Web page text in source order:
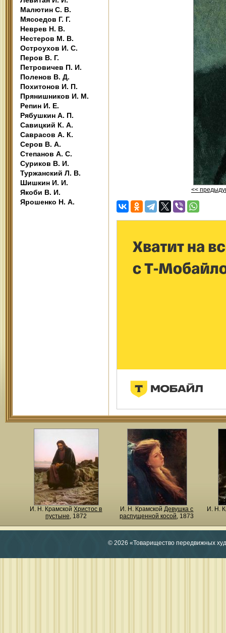
Малютин С. В.
Мясоедов Г. Г.
Неврев Н. В.
Нестеров М. В.
Остроухов И. С.
Перов В. Г.
Петровичев П. И.
Поленов В. Д.
Похитонов И. П.
Прянишников И. М.
Репин И. Е.
Рябушкин А. П.
Савицкий К. А.
Саврасов А. К.
Серов В. А.
Степанов А. С.
Суриков В. И.
Туржанский Л. В.
Шишкин И. И.
Якоби В. И.
Ярошенко Н. А.
<<
И. Н. КрамскойХристос в
пустыне, 1872
И. Н. КрамскойДевушка с
распущенной косой, 1873
И. Н.
© 2026 «Товарищество передвижных